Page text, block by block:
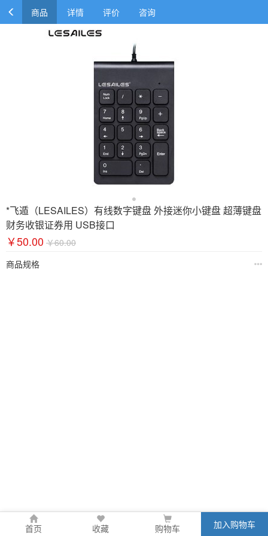
商品 详情 评价 咨询
*飞遁（LESAILES）有线数字键盘 外接迷你小键盘 超薄键盘
财务收银证券用 USB接口
￥50.00 ￥60.00
商品规格
首页 收藏 购物车 加入购物车